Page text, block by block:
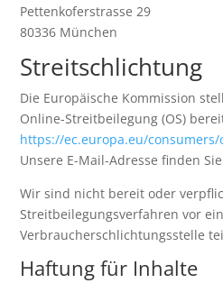
Pettenkoferstrasse 29
80336 München
Streitschlichtung
Die Europäische Kommission
Online-Streitbeilegung (OS)
https://ec.europa.eu/
Unsere E-Mail-Adresse finden
Wir sind nicht bereit oder
Streitbeilegungsverfahren vor
Verbraucherschlichtungsstelle
Haftung für Inhalte